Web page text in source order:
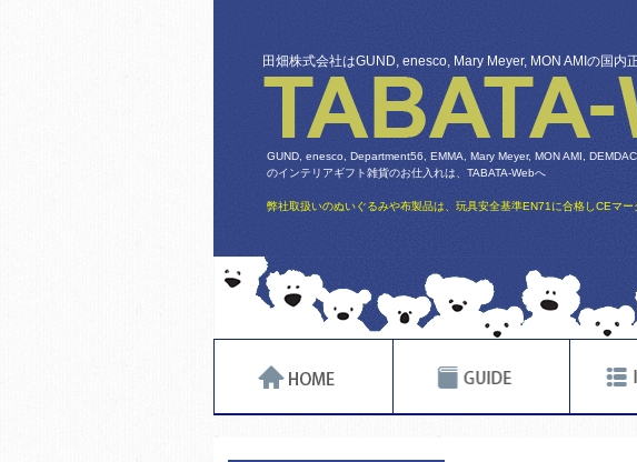
田畑株式会社はGUND, enesco, Mary Meyer, MON AMIの国内
GUND, enesco, Department56, EMMA, Mary Meyer, MON AMI,
のインテリアギフト雑貨のお仕入れは、TABATA-Webへ
弊社取扱いのぬいぐるみや布製品は、玩具安全基準EN71に合格しCEマー